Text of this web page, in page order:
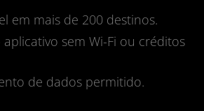
em mais de 200 destinos.
sem Wi-Fi ou créditos
de dados permitido.